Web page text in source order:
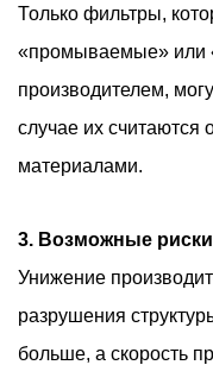
Только фильтры,
«промываемые» или
производителем,
случае их
материалами.
3. Возможные
Унижение
разрушения
больше, а скорость